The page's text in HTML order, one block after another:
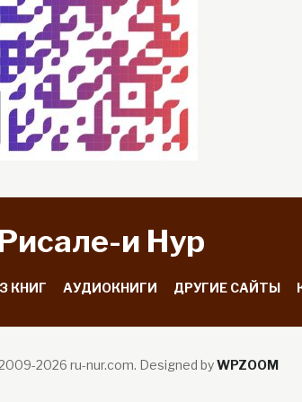
и Hyp
КНИГ АУДИОКНИГИ ДРУГИЕ САЙТЫ
2026 ru-nur.com. Designed byWPZOOM